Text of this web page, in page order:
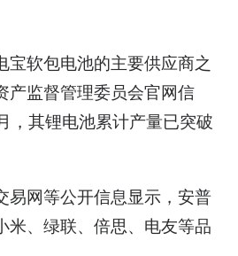
宝软包电池的主要供应商之
产监督管理委员会官网信
，其锂电池累计产量已突破
易网等公开信息显示，安普
米、绿联、倍思、电友等品